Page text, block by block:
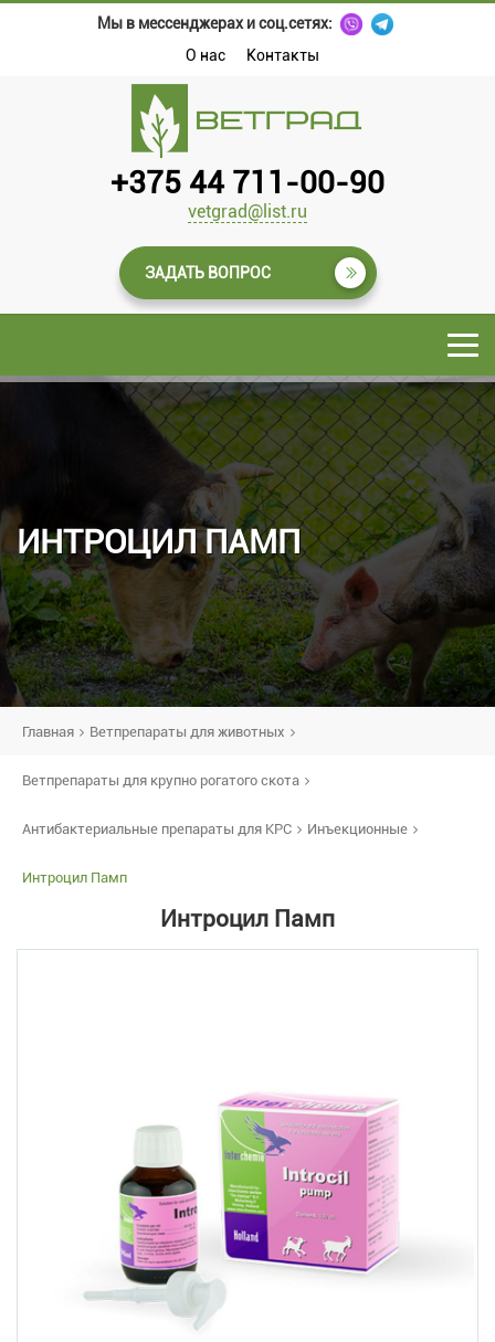
Мы в мессенджерах и соц.сетях:
О нас
Контакты
+375 44 711-00-90
vetgrad@list.ru
ЗАДАТЬ ВОПРОС
ИНТРОЦИЛ ПАМП
Главная Ветпрепараты для животных
Ветпрепараты для крупно рогатого скота
Антибактериальные препараты для КРС Инъекционные
Интроцил Памп
Интроцил Памп